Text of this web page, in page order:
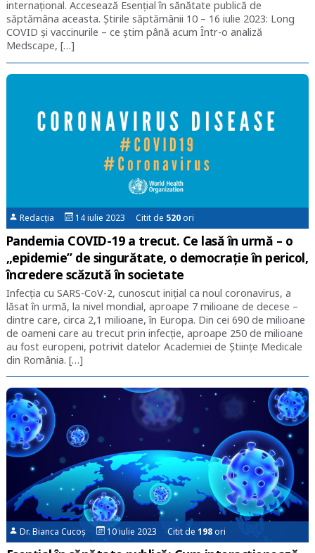
internațional. Accesează Esențial în sănătate publică de
săptămâna aceasta. Știrile săptămânii 10 – 16 iulie 2023: Long
COVID și vaccinurile – ce știm până acum Într-o analiză
Medscape, […]
Redacția 14 iulie 2023 Citit de 520ori
Pandemia COVID-19 a trecut. Ce lasă în urmă – o
„epidemie” de singurătate, o democrație în pericol,
încredere scăzută în societate
Infecția cu SARS-CoV-2, cunoscut inițial ca noul coronavirus, a
lăsat în urmă, la nivel mondial, aproape 7 milioane de decese –
dintre care, circa 2,1 milioane, în Europa. Din cei 690 de milioane
de oameni care au trecut prin infecție, aproape 250 de milioane
au fost europeni, potrivit datelor Academiei de Științe Medicale
din România. […]
Dr. Bianca Cucoș 10 iulie 2023 Citit de198ori